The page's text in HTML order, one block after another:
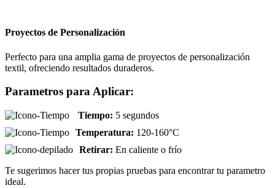
Proyectos de Personalización
Perfecto para una amplia gama de proyectos de personalización
textil, ofreciendo resultados duraderos.
Parametros para Aplicar:
Tiempo: 5 segundos
Temperatura: 120-160°C
Retirar: En caliente o frío
Te sugerimos hacer tus propias pruebas para encontrar tu parametro
ideal.